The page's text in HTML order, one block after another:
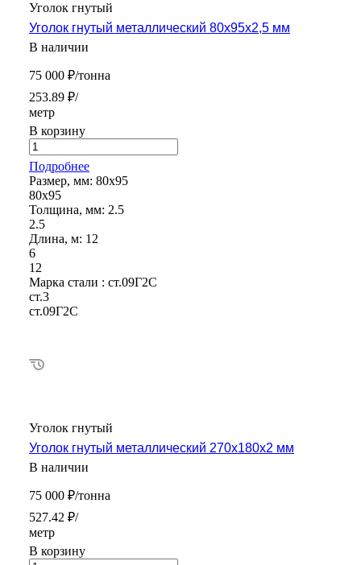
Уголок гнутый
Уголок гнутый металлический 80х95х2,5 мм
В наличии
75 000 ₽/тонна
253.89 ₽/
метр
В корзину
Подробнее
Размер, мм: 80х95
80х95
Толщина, мм: 2.5
2.5
Длина, м: 12
6
12
Марка стали : ст.09Г2С
ст.3
ст.09Г2С
Уголок гнутый
Уголок гнутый металлический 270х180х2 мм
В наличии
75 000 ₽/тонна
527.42 ₽/
метр
В корзину